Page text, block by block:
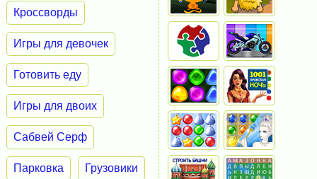
Кроссворды
Игры для девочек
Готовить еду
Игры для двоих
Сабвей Серф
Парковка Грузовики